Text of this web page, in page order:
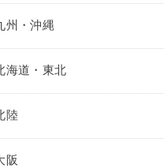
州・沖縄
海道・東北
陸
阪